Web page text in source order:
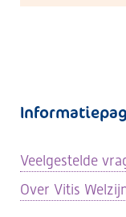
Veelgestelde
Over Vitis